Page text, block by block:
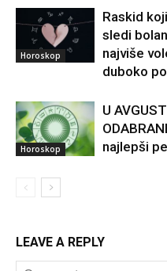
Horoskop
Raskid
sledi
najviše
duboko
Horoskop
U
najlepši
LEAVE A REPLY